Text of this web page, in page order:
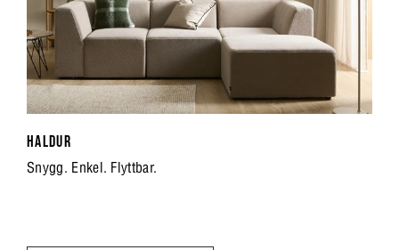
HALDUR
Snygg. Enkel. Flyttbar.